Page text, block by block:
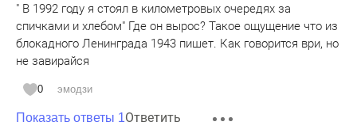
" В 1992 году я стоял в километровых очередях за
спичками и хлебом" Где он вырос? Такое ощущение что из
блокадного Ленинграда 1943 пишет. Как говорится ври, но
не завирайся
0 эмодзи
Показать ответы 1Ответить